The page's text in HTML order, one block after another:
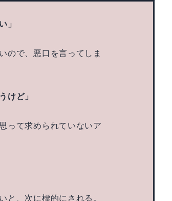
」
ので、悪口を言ってしま
けど」
って求められていないア
と、次に標的にされる。